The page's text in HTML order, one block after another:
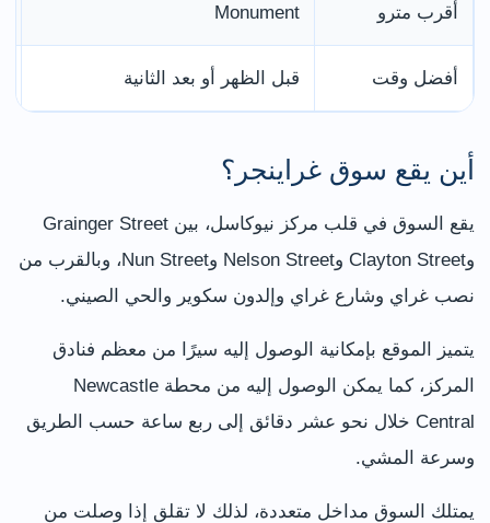
أقرب مترو Monument
أفضل وقت قبل الظهر أو بعد الثانية
أين يقع سوق غراينجر؟
يقع السوق في قلب مركز نيوكاسل، بين Grainger Street
وClayton Street وNelson Street وNun Street، وبالقرب من
نصب غراي وشارع غراي وإلدون سكوير والحي الصيني.
يتميز الموقع بإمكانية الوصول إليه سيرًا من معظم فنادق
المركز، كما يمكن الوصول إليه من محطة Newcastle
Central خلال نحو عشر دقائق إلى ربع ساعة حسب الطريق
وسرعة المشي.
يمتلك السوق مداخل متعددة، لذلك لا تقلق إذا وصلت من